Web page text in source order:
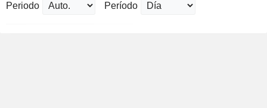
Periodo Período